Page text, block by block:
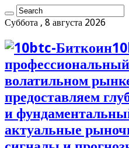
Суббота , 8 августа 2026
волатильном
предоставляем
и
актуальные